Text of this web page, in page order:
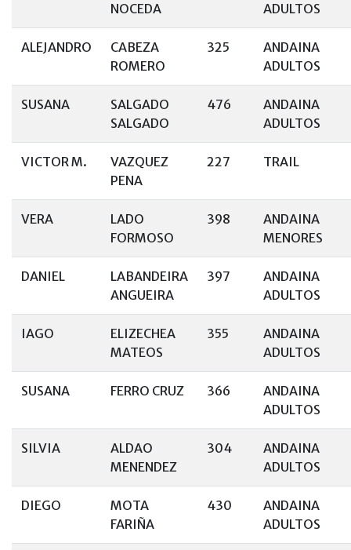
NOCEDA
ADULTOS
ALEJANDRO
CABEZA
ROMERO
325
ANDAINA
ADULTOS
SUSANA
SALGADO
SALGADO
476
ANDAINA
ADULTOS
VICTOR M.
VAZQUEZ
PENA
227 TRAIL
VERA
LADO
FORMOSO
398
ANDAINA
MENORES
DANIEL
LABANDEIRA
ANGUEIRA
397
ANDAINA
ADULTOS
IAGO
ELIZECHEA
MATEOS
355
ANDAINA
ADULTOS
SUSANA FERRO CRUZ 366
ANDAINA
ADULTOS
SILVIA
ALDAO
MENENDEZ
304
ANDAINA
ADULTOS
DIEGO
MOTA
FARIÑA
430
ANDAINA
ADULTOS